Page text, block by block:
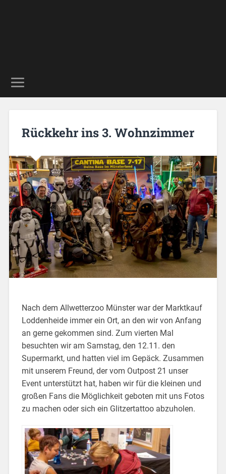
Rückkehr ins 3. Wohnzimmer
Nach dem Allwetterzoo Münster war der Marktkauf
Loddenheide immer ein Ort, an den wir von Anfang
an gerne gekommen sind. Zum vierten Mal
besuchten wir am Samstag, den 12.11. den
Supermarkt, und hatten viel im Gepäck. Zusammen
mit unserem Freund, der vom Outpost 21 unser
Event unterstützt hat, haben wir für die kleinen und
großen Fans die Möglichkeit geboten mit uns Fotos
zu machen oder sich ein Glitzertattoo abzuholen.